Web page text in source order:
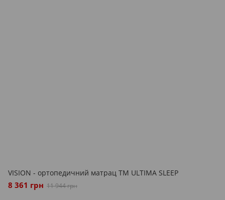
VISION - ортопедичний матрац ТМ ULTIMA SLEEP
8 361 грн 11 944 грн